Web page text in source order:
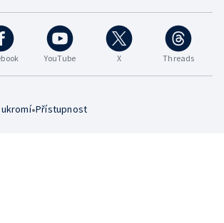
YouTube X Threads
•Přístupnost